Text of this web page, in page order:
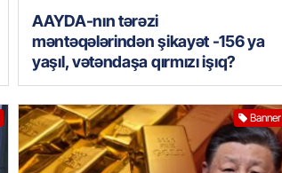
AAYDA-nın tərəzi
məntəqələrindən şikayət -156 ya
yaşıl, vətəndaşa qırmızı işıq?
Banner